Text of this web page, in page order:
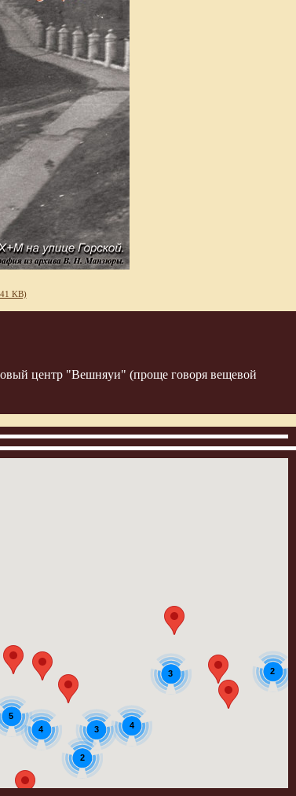
KB)
центр "Вешняуи" (проще говоря вещевой
3
4
2
5
4
3
2